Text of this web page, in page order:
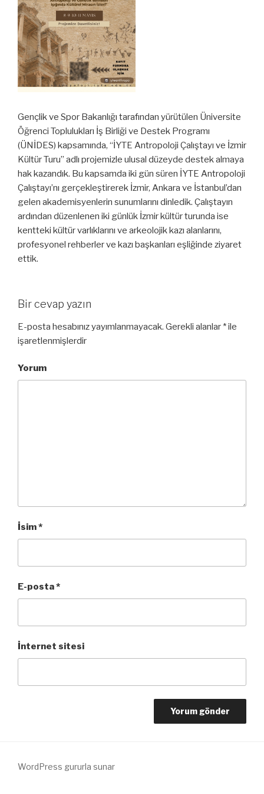
Gençlik ve Spor Bakanlığı tarafından yürütülen Üniversite
Öğrenci Toplulukları İş Birliği ve Destek Programı
(ÜNİDES) kapsamında, “İYTE Antropoloji Çalıştayı ve İzmir
Kültür Turu” adlı projemizle ulusal düzeyde destek almaya
hak kazandık. Bu kapsamda iki gün süren İYTE Antropoloji
Çalıştayı’nı gerçekleştirerek İzmir, Ankara ve İstanbul’dan
gelen akademisyenlerin sunumlarını dinledik. Çalıştayın
ardından düzenlenen iki günlük İzmir kültür turunda ise
kentteki kültür varlıklarını ve arkeolojik kazı alanlarını,
profesyonel rehberler ve kazı başkanları eşliğinde ziyaret
ettik.
Bir cevap yazın
E-posta hesabınız yayımlanmayacak. Gerekli alanlar *ile
işaretlenmişlerdir
Yorum
İsim*
E-posta*
İnternet sitesi
WordPress gururla sunar